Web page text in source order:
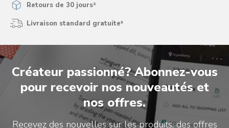
Retours de 30 jours²
Livraison standard gratuite³
Créateur passionné? Abonnez-vous
pour recevoir nos nouveautés et
nos offres.
Recevez des nouvelles sur les produits, des offres